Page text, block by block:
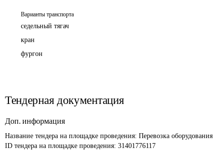
Варианты транспорта
седельный тягач
кран
фургон
Тендерная документация
Доп. информация
Название тендера на площадке проведения: Перевозка оборудования
ID тендера на площадке проведения: 31401776117